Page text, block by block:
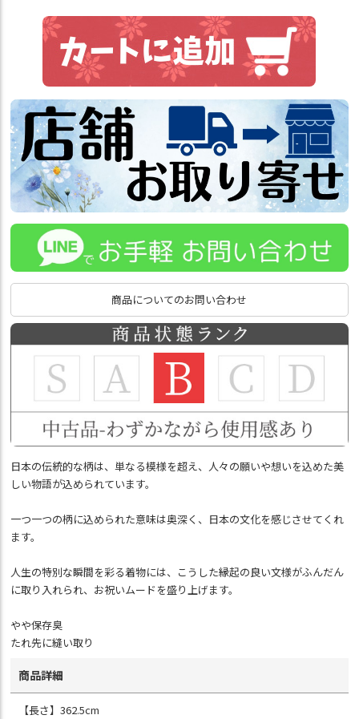
商品についてのお問い合わせ
日本の伝統的な柄は、単なる模様を超え、人々の願いや想いを込めた美
しい物語が込められています。
一つ一つの柄に込められた意味は奥深く、日本の文化を感じさせてくれ
ます。
人生の特別な瞬間を彩る着物には、こうした縁起の良い文様がふんだん
に取り入れられ、お祝いムードを盛り上げます。
やや保存臭
たれ先に縫い取り
商品詳細
【長さ】362.5cm